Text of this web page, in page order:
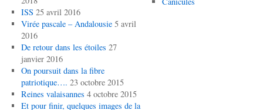
ISS 25 avril 2016
Virée pascale – Andalousie 5 avril
2016
De retour dans les étoiles 27
janvier 2016
On poursuit dans la fibre
patriotique…. 23 octobre 2015
Reines valaisannes 4 octobre 2015
Et pour finir, quelques images de la